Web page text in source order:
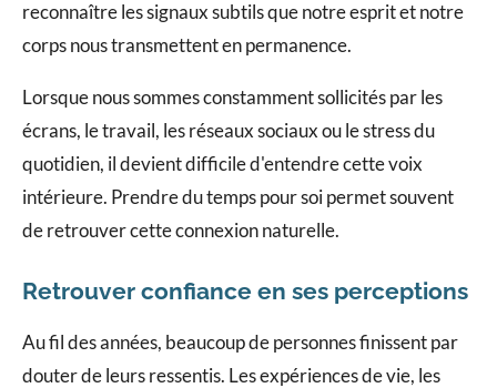
reconnaître les signaux subtils que notre esprit et notre
corps nous transmettent en permanence.
Lorsque nous sommes constamment sollicités par les
écrans, le travail, les réseaux sociaux ou le stress du
quotidien, il devient difficile d'entendre cette voix
intérieure. Prendre du temps pour soi permet souvent
de retrouver cette connexion naturelle.
Retrouver confiance en ses perceptions
Au fil des années, beaucoup de personnes finissent par
douter de leurs ressentis. Les expériences de vie, les